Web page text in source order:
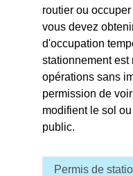
routier ou
vous devez
d'occupation
stationnement
opérations sans
permission de
modifient le sol
public.
Permis de